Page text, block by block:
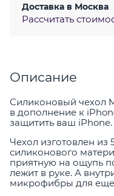
Доставка в Москва
Рассчитать
Описание
Силиконовый чехол
в дополнение к
защитить ваш iPhone.
Чехол изготовлен из
силиконового
приятную на ощупь
лежит в руке. А
микрофибры для